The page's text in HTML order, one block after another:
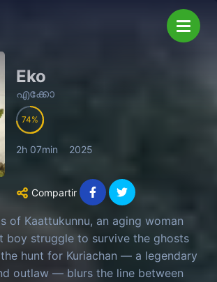
Eko
എക്കോ
74
2h 07min 2025
Compartir
of Kaattukunnu, an aging woman
boy struggle to survive the ghosts
hunt for Kuriachan — a legendary
outlaw — blurs the line between